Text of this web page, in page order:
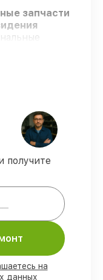
запчасти
– ремонт
Infratech без
– на все
ночного
с
владельца
получите
на
данных